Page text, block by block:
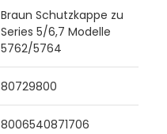
Braun Schutzkappe zu
Series 5/6,7 Modelle
5762/5764
80729800
8006540871706